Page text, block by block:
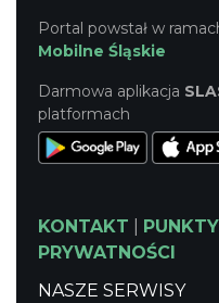
Portal powstał w
Mobilne Śląskie
Darmowa aplikacja
platformach
KONTAKT
PRYWATNOŚCI
NASZE SERWISY